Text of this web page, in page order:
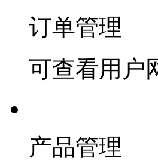
订单管理
可查看用户
产品管理